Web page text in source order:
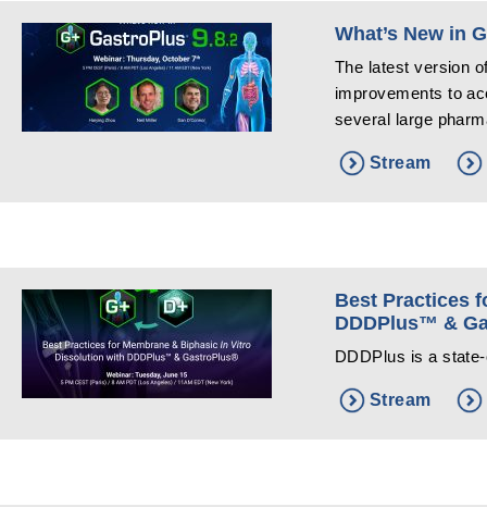
What’s New in
The latest version
improvements to
several large
Stream
Best Practices
DDDPlus™ &
DDDPlus is a
Stream